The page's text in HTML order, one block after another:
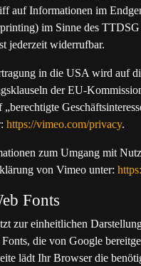
auf Informationen im
im Sinne des
jederzeit widerrufbar.
in die USA wird auf
der EU-
https://vimeo.com/privacy.
zum Umgang mit
von Vimeo unter:
Fonts
zur einheitlichen
Fonts, die von Google
lädt Ihr Browser die